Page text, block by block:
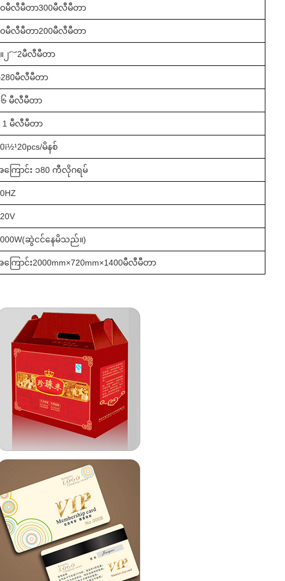
၀မီလီမီတာ300မီလီမီတာ
၀မီလီမီတာ200မီလီမီတာ
။၂～2မီလီမီတာ
280မီလီမီတာ
၆ မီလီမီတာ
1 မီလီမီတာ
0ï½¹20pcs/မိနစ်
ြောင်း ၁80 ကီလိုဂရမ်
0W(ဆွဲငင်နေမိသည်။)
ြောင်း2000mm×720mm×1400မီလီမီတာ